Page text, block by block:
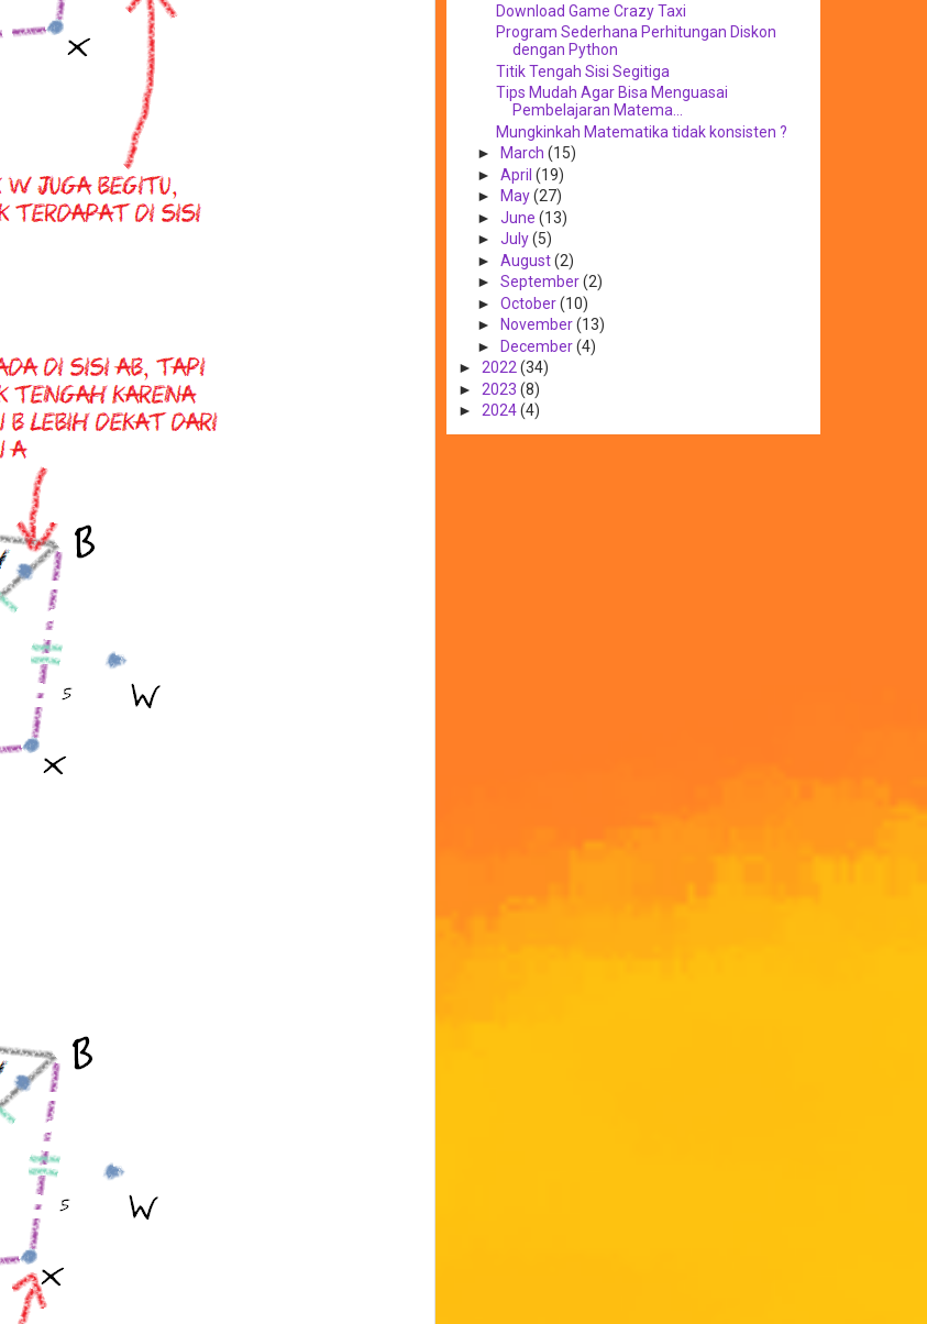
Download Game Crazy Taxi
Program Sederhana Perhitungan Diskon
dengan Python
Titik Tengah Sisi Segitiga
Tips Mudah Agar Bisa Menguasai
Pembelajaran Matema...
Mungkinkah Matematika tidak konsisten ?
►
March (15)
► April (19)
►
May(27)
► June (13)
► July(5)
► August(2)
► September(2)
► October(10)
►
November(13)
►
December(4)
► 2022(34)
► 2023 (8)
► 2024(4)